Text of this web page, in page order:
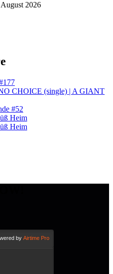
2026
CHOICE (single) | A GIANT
#52
Heim
Heim